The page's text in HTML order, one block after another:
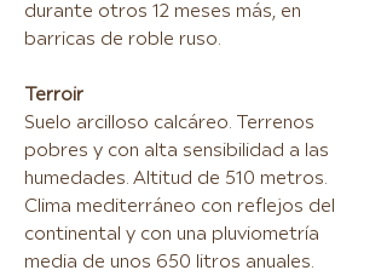
durante otros 12 meses más, en
barricas de roble ruso.
Terroir
Suelo arcilloso calcáreo. Terrenos
pobres y con alta sensibilidad a las
humedades. Altitud de 510 metros.
Clima mediterráneo con reflejos del
continental y con una pluviometría
media de unos 650 litros anuales.